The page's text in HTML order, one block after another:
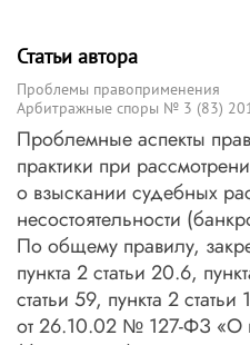
Статьи автора
Проблемы правоприменения
Арбитражные споры № 3 (83)
Проблемные аспекты
практики при
о взыскании судебных
несостоятельности
По общему правилу,
пункта 2 статьи 20.6,
статьи 59, пункта 2
от 26.10.02 № 127-ФЗ «О